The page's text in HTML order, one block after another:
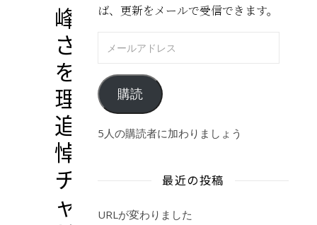
峰
さ
を
理
追
悼
チ
ャ
ば、更新をメールで受信できます。
メールアドレス
購読
5人の購読者に加わりましょう
最近の投稿
URLが変わりました